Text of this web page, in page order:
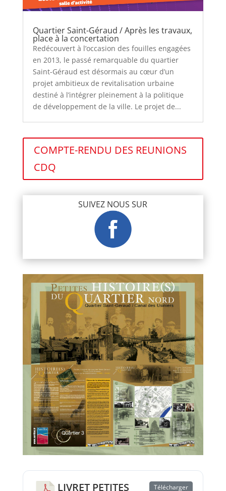
Quartier Saint-Géraud / Après les travaux,
place à la concertation
Redécouvert à l’occasion des fouilles engagées
en 2013, le passé remarquable du quartier
Saint-Géraud est désormais au cœur d’un
projet ambitieux de revitalisation urbaine
destiné à l’intégrer pleinement à la politique
de développement de la ville. Le projet de...
COMPTE-RENDU DES REUNIONS
CDQ
SUIVEZ NOUS SUR
LIVRET PETITES Télécharger